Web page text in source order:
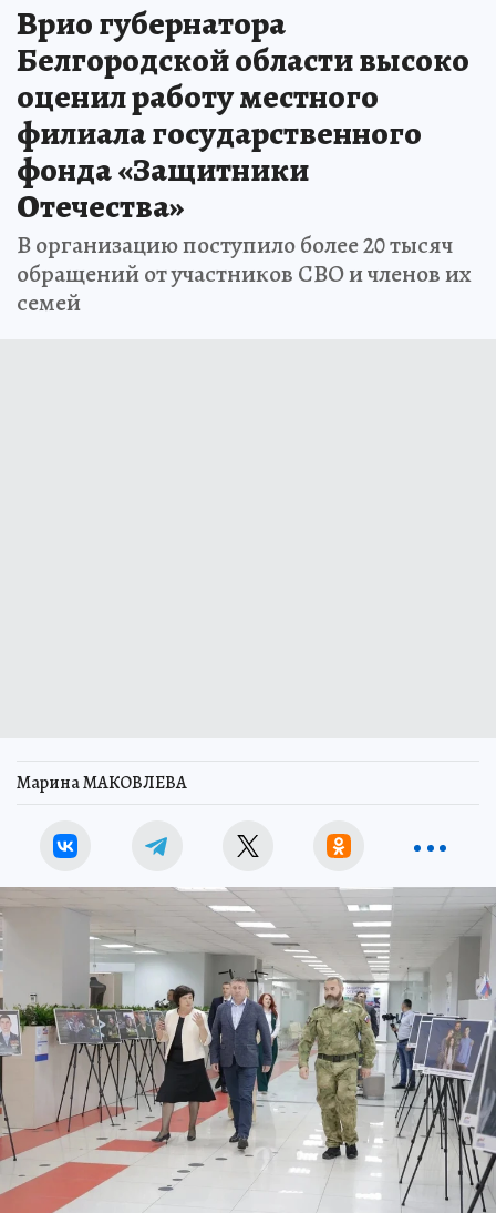
Врио губернатора
Белгородской области высоко
оценил работу местного
филиала государственного
фонда «Защитники
Отечества»
В организацию поступило более 20 тысяч
обращений от участников СВО и членов их
семей
Марина МАКОВЛЕВА